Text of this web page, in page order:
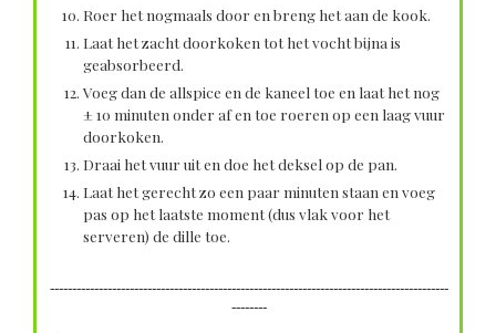
Roer het nogmaals door en breng het aan de kook.
Laat het zacht doorkoken tot het vocht bijna is
geabsorbeerd.
Voeg dan de allspice en de kaneel toe en laat het nog
± 10 minuten onder af en toe roeren op een laag vuur
doorkoken.
Draai het vuur uit en doe het deksel op de pan.
Laat het gerecht zo een paar minuten staan en voeg
pas op het laatste moment (dus vlak voor het
serveren) de dille toe.
------------------------------------------------------------------------------------------
--------